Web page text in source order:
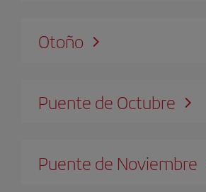
Otoño
Puente de Octubre
Puente de Noviembre